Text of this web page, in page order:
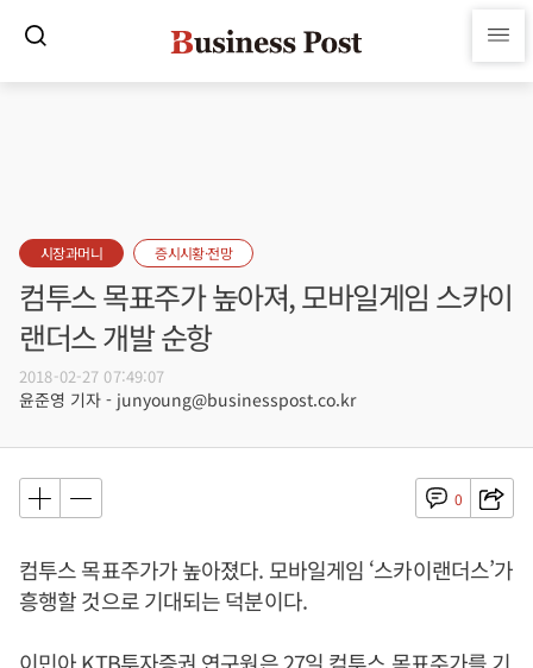
시장과머니 증시시황·전망
컴투스 목표주가 높아져, 모바일게임 스카이
랜더스 개발 순항
2018-02-27 07:49:07
윤준영 기자 - junyoung@businesspost.co.kr
0
컴투스 목표주가가 높아졌다. 모바일게임 ‘스카이랜더스’가
흥행할 것으로 기대되는 덕분이다.